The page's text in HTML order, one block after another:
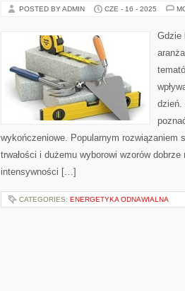
POSTED BY ADMIN CZE - 16 - 2025
Gdzie
dzień.
wykończeniowe. Popularnym rozwiązaniem
trwałości i dużemu wyborowi wzorów
intensywności […]
CATEGORIES: ENERGETYKA ODNAWIALNA